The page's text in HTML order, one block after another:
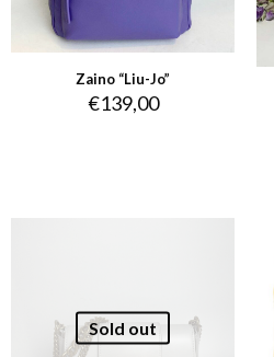
Zaino “Liu-Jo”
€139,00
Sold out